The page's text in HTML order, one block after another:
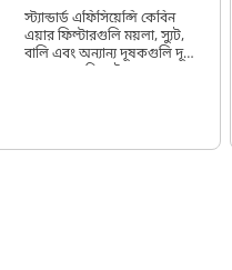
স্ট্যান্ডার্ড এফিসিয়েন্সি কেবিন
এয়ার ফিল্টারগুলি ময়লা, স্যুট,
বালি এবং অন্যান্য দূষকগুলি দূরে